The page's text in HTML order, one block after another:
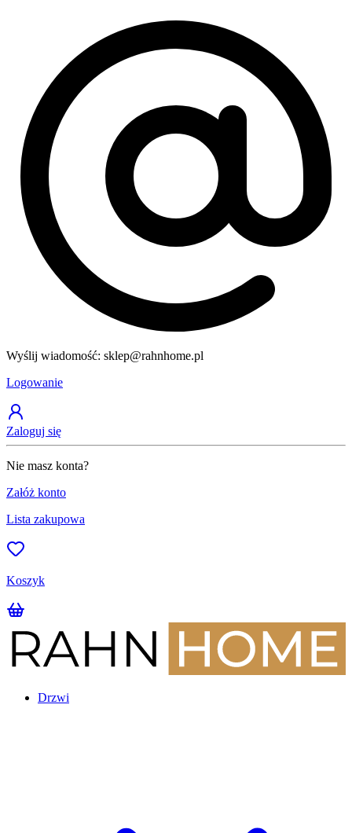
Wyślij wiadomość: sklep@rahnhome.pl
Logowanie
Zaloguj się
Nie masz konta?
Załóż konto
Lista zakupowa
Koszyk
Drzwi